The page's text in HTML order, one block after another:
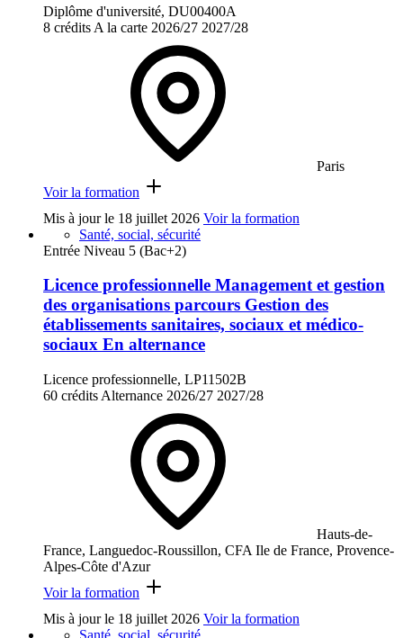
Diplôme d'université, DU00400A
8 crédits A la carte 2026/27 2027/28
Paris
Voir la formation
Mis à jour le 18 juillet 2026 Voir la formation
Santé, social, sécurité
Entrée Niveau 5 (Bac+2)
Licence professionnelle Management et gestion
des organisations parcours Gestion des
établissements sanitaires, sociaux et médico-
sociaux En alternance
Licence professionnelle, LP11502B
60 crédits Alternance 2026/27 2027/28
Hauts-de-
France, Languedoc-Roussillon, CFA Ile de France, Provence-
Alpes-Côte d'Azur
Voir la formation
Mis à jour le 18 juillet 2026 Voir la formation
Santé, social, sécurité